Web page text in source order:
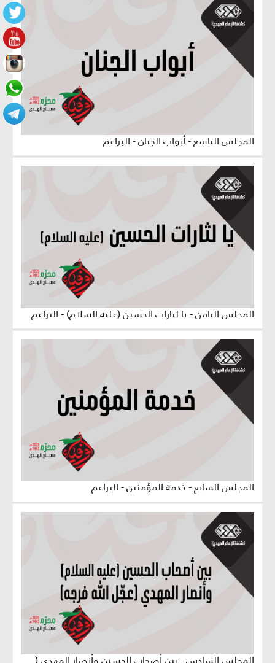
المجلس التاسع - أبواب الجنان - البراعم
المجلس الثامن - يا لثارات الحسين (عليه السلام) - البراعم
المجلس السابع - خدمة المؤمنين - البراعم